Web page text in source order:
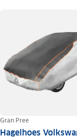
Gran Pree
Hagelhoes